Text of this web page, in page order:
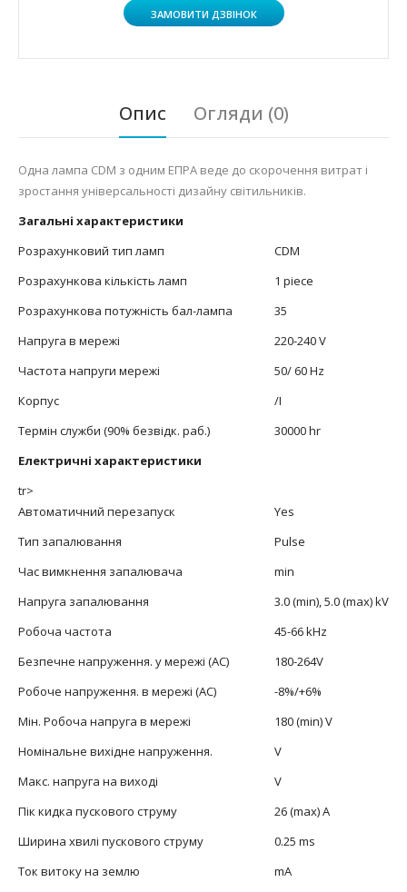
ЗАМОВИТИ ДЗВІНОК
Опис Огляди (0)
Одна лампа CDM з одним ЕПРА веде до скорочення витрат і
зростання універсальності дизайну світильників.
Загальні характеристики
Розрахунковий тип ламп
CDM
Розрахункова кількість ламп
1 piece
Розрахункова потужність бал-лампа
35
Напруга в мережі
220-240 V
Частота напруги мережі
50/ 60 Hz
Корпус
/I
Термін служби (90% безвідк. раб.)
30000 hr
Електричні характеристики
tr>
Автоматичний перезапуск
Yes
Тип запалювання
Pulse
Час вимкнення запалювача
min
Напруга запалювання
3.0 (min), 5.0 (max) kV
Робоча частота
45-66 kHz
Безпечне напруження. у мережі (АС)
180-264V
Робоче напруження. в мережі (АС)
-8%/+6%
Мін. Робоча напруга в мережі
180 (min) V
Номінальне вихідне напруження.
V
Макс. напруга на виході
V
Пік кидка пускового струму
26 (max) A
Ширина хвилі пускового струму
0.25 ms
Ток витоку на землю
mA